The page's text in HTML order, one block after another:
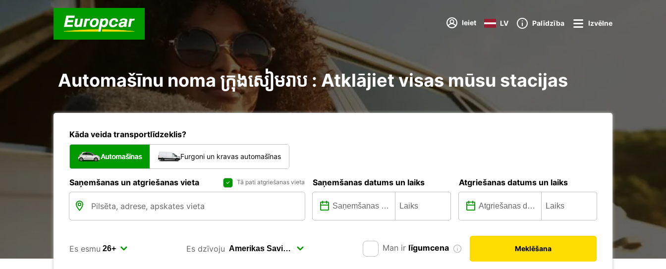
Ieiet LV Palīdzība Izvēlne
Automašīnu noma ក្រុងសៀមរាប : Atklājiet visas mūsu stacijas
Kāda veida transportlīdzeklis?
Automašīnas Furgoni un kravas automašīnas
Saņemšanas un atgriešanas vieta Tā pati atgriešanas vieta Saņemšanas datums un laiks Atgriešanas datums un laiks
Es esmu Es dzīvoju Man ir līgumcena Meklēšana